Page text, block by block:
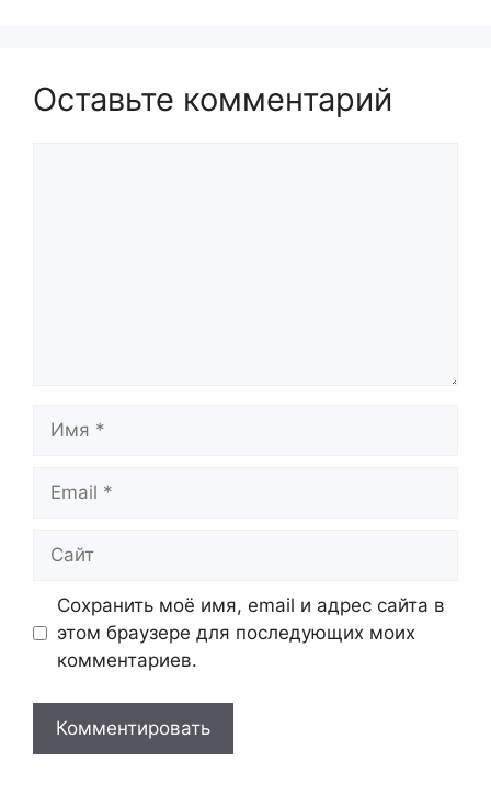
Оставьте комментарий
Имя
Email
Сайт
Сохранить моё имя, email и адрес сайта в
этом браузере для последующих моих
комментариев.